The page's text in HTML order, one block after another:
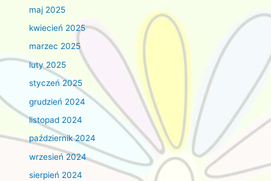
maj 2025
kwiecień 2025
marzec 2025
luty 2025
styczeń 2025
grudzień 2024
listopad 2024
październik 2024
wrzesień 2024
sierpień 2024